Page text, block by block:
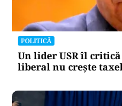
POLITICĂ
Un lider USR îl
liberal nu crește